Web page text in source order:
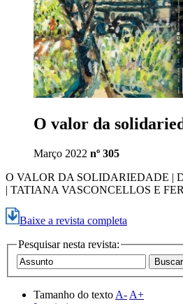
O valor da
Março 2022 nº 305
O VALOR DA SOLIDARIEDADE |
| TATIANA VASCONCELLOS E
Baixe a revista completa
Pesquisar nesta revista:
Tamanho do texto A- A+